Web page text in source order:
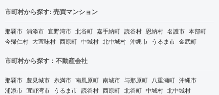
市町村から探す: 売買マンション
那覇市 浦添市 宜野湾市 北谷町 嘉手納町 読谷村 恩納村 名護市 本部町
今帰仁村 大宜味村 西原町 中城村 北中城村 沖縄市 うるま市 金武町
市町村から探す：不動産会社
那覇市 豊見城市 糸満市 南風原町 南城市 与那原町 八重瀬町 沖縄市
浦添市 宜野湾市 うるま市 読谷村 西原町 北谷町 中城村 北中城村